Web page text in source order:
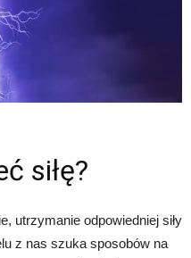
siłę?
utrzymanie odpowiedniej siły
z nas szuka sposobów na